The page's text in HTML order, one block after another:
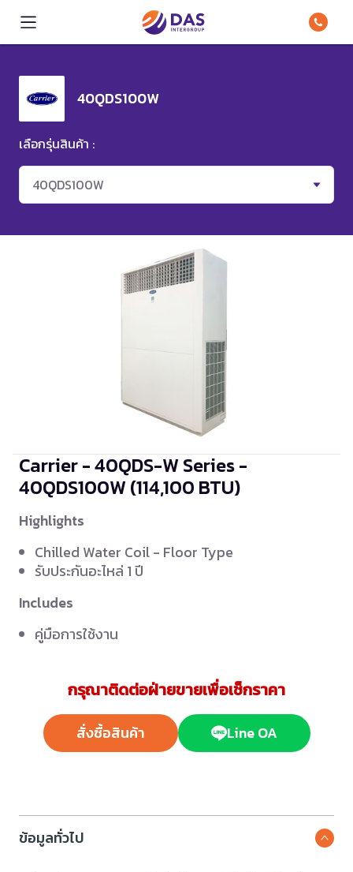
40QDS100W
เลือกรุ่นสินค้า :
40QDS100W
Carrier - 40QDS-W Series -
40QDS100W (114,100 BTU)
Highlights
Chilled Water Coil - Floor Type
รับประกันอะไหล่ 1 ปี
Includes
คู่มือการใช้งาน
กรุณาติดต่อฝ่ายขายเพื่อเช็กราคา
สั่งซื้อสินค้า Line OA
ข้อมูลทั่วไป